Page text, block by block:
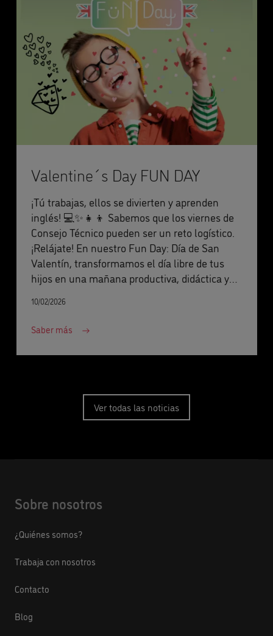
Valentine´s Day FUN DAY
¡Tú trabajas, ellos se divierten y aprenden
inglés! 💻✨👧👦 Sabemos que los viernes de
Consejo Técnico pueden ser un reto logístico.
¡Relájate! En nuestro Fun Day: Día de San
Valentín, transformamos el día libre de tus
hijos en una mañana productiva, didáctica y
10/02/2026
Saber más
Ver todas las noticias
Sobre nosotros
¿Quiénes somos?
Trabaja con nosotros
Contacto
Blog